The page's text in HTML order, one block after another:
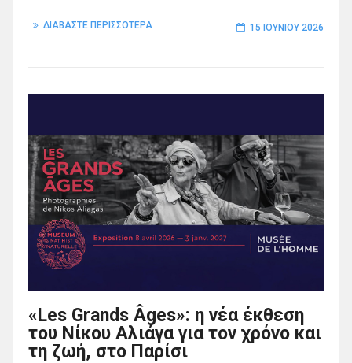
ΔΙΑΒΑΣΤΕ ΠΕΡΙΣΣΟΤΕΡΑ 15 ΙΟΥΝΊΟΥ 2026
«Les Grands Âges»: η νέα έκθεση
του Νίκου Αλιάγα για τον χρόνο και
τη ζωή, στο Παρίσι